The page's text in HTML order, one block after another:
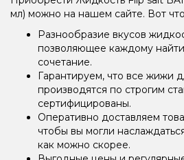
мл) можно на нашем сайте. Вот
Разнообразие вкусов
позволяющее каждому
сочетание.
Гарантируем, что все жижи
производятся по строгим
сертифицированы.
Оперативно доставляем
чтобы вы могли
как можно скорее.